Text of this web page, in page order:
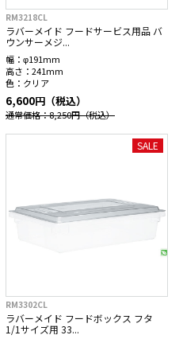
RM3218CL
ラバーメイド フードサービス用品 バ
ウンサーメジ...
幅： φ191mm
高さ： 241mm
色： クリア
6,600円（税込）
通常価格：8,250円（税込）
SALE
RM3302CL
ラバーメイド フードボックス フタ
1/1サイズ用 33...